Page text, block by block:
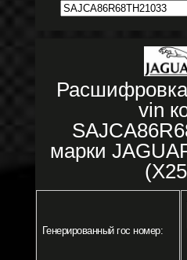
vin
марки
Генерированный гос номер: